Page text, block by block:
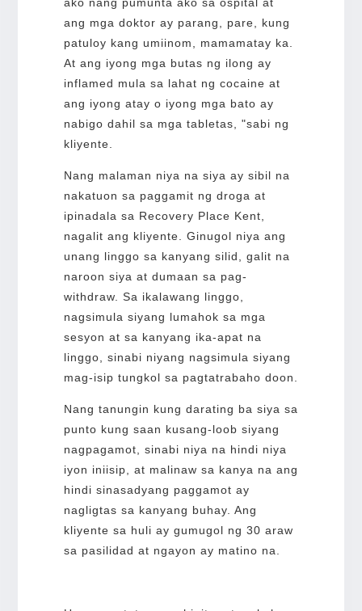
ang mga doktor ay parang, pare, kung
patuloy kang umiinom, mamamatay ka.
At ang iyong mga butas ng ilong ay
inflamed mula sa lahat ng cocaine at
ang iyong atay o iyong mga bato ay
nabigo dahil sa mga tabletas, "sabi ng
kliyente.
Nang malaman niya na siya ay sibil na
nakatuon sa paggamit ng droga at
ipinadala sa Recovery Place Kent,
nagalit ang kliyente. Ginugol niya ang
unang linggo sa kanyang silid, galit na
naroon siya at dumaan sa pag-
withdraw. Sa ikalawang linggo,
nagsimula siyang lumahok sa mga
sesyon at sa kanyang ika-apat na
linggo, sinabi niyang nagsimula siyang
mag-isip tungkol sa pagtatrabaho doon.
Nang tanungin kung darating ba siya sa
punto kung saan kusang-loob siyang
nagpagamot, sinabi niya na hindi niya
iyon iniisip, at malinaw sa kanya na ang
hindi sinasadyang paggamot ay
nagligtas sa kanyang buhay. Ang
kliyente sa huli ay gumugol ng 30 araw
sa pasilidad at ngayon ay matino na.